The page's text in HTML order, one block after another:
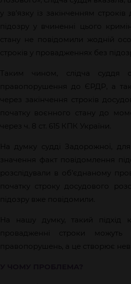
у зв’язку із закінченням
підозру у вчиненні цього
стану не повідомили жодній
строків у провадженнях без
Таким чином, слідча суддя
правопорушення до ЄРДР, а
через закінчення строків
початку воєнного стану до
через ч. 8 ст. 615 КПК України.
На думку судді Задорожної,
значення факт повідомлення
розслідували в об’єднаному
початку строку досудового
підозру вже повідомили.
На нашу думку, такий підхід
провадженні строки можуть
правопорушень, а це створює